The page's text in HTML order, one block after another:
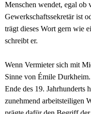
Menschen wendet, egal ob
Gewerkschaftssekretär ist
trägt dieses Wort gern wie
schreibt er.
Wenn Vermieter sich mit
Sinne von Émile
Ende des 19. Jahrhunderts
zunehmend arbeitsteiligen